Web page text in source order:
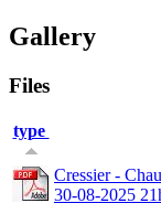
Gallery
Files
type
Cressier -
30-08-2025